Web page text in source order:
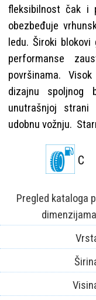
fleksibilnost čak i
obezbeđuje
ledu. Široki
performanse
površinama.
dizajnu spoljnog
unutrašnjoj
udobnu vožnju.
C
Pregled kataloga